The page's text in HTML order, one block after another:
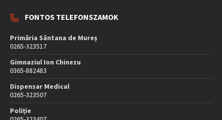
FONTOS TELEFONSZAMOK
Primăria Sântana de Mureș
0265-323517
Gimnaziul Ion Chinezu
0365-882483
Dispensar Medical
0265-323507
Poliție